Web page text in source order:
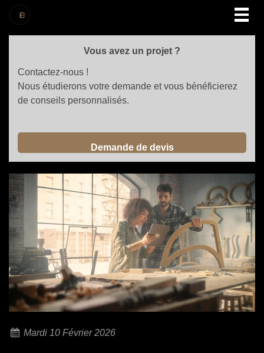
Vous avez un projet ?
Contactez-nous !
Nous étudierons votre demande et vous bénéficierez
de conseils personnalisés.
Demande de devis
Mardi 10 Février 2026